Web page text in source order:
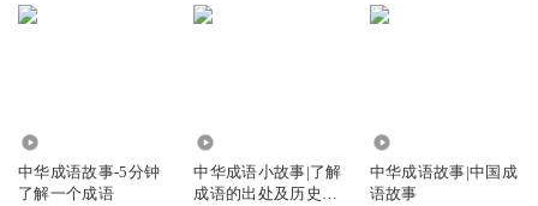
中华成语故事-5分钟
了解一个成语
中华成语小故事|了解
成语的出处及历史典
中华成语故事|中国成
语故事